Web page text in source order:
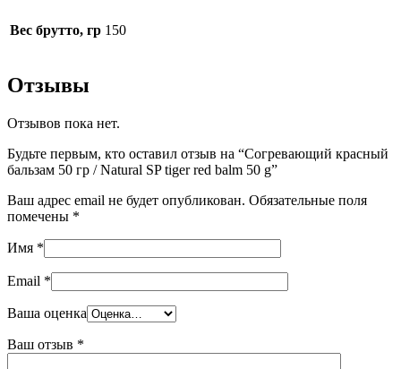
Вес брутто, гр 150
Отзывы
Отзывов пока нет.
Будьте первым, кто оставил отзыв на “Согревающий красный
бальзам 50 гр / Natural SP tiger red balm 50 g”
Ваш адрес email не будет опубликован. Обязательные поля
помечены *
Имя *
Email *
Ваша оценка
Ваш отзыв *